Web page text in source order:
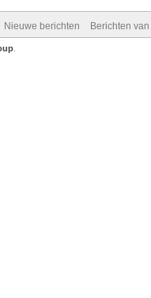
Nieuwe berichten Berichten